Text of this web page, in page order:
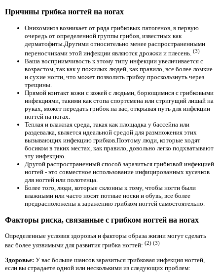
Причины грибка ногтей на ногах
Онихомикоз возникает от ряда грибковых патогенов, в первую
очередь от определенной группы грибов, известных как
дерматофиты.Другими относительно менее распространенными
переносчиками этой инфекции являются дрожжи и плесень. (3)
Ваша восприимчивость к этому типу инфекции увеличивается с
возрастом, так как у пожилых людей, как правило, все более ломкие
и сухие ногти, что может позволить грибку проскользнуть через
трещины.
Прямой контакт кожи с кожей с людьми, борющимися с грибковыми
инфекциями, такими как стопа спортсмена или стригущий лишай на
руках, может передать грибок на вас, открывая путь для инфекции
ногтей на ногах.
Теплая и влажная среда, такая как площадка у бассейна или
раздевалка, является идеальной средой для размножения этих
вызывающих инфекцию грибков.Поэтому люди, которые ходят
босиком в таких местах, как правило, довольно легко подхватывают
эту инфекцию.
Другой распространенный способ заразиться грибковой инфекцией
ногтей - это совместное использование инфицированных кусачков
для ногтей или полотенца.
Более того, люди, которые склонны к тому, чтобы ногти были
влажными или часто носят потные носки и обувь, все более
предрасположены к заражению грибком ногтей самостоятельно.
Факторы риска, связанные с грибком ногтей на ногах
Определенные условия здоровья и факторы образа жизни могут сделать
вас более уязвимыми для развития грибка ногтей: (2) (3)
Здоровье: У вас больше шансов заразиться грибковая инфекция ногтей,
если вы страдаете одной или несколькими из следующих проблем: